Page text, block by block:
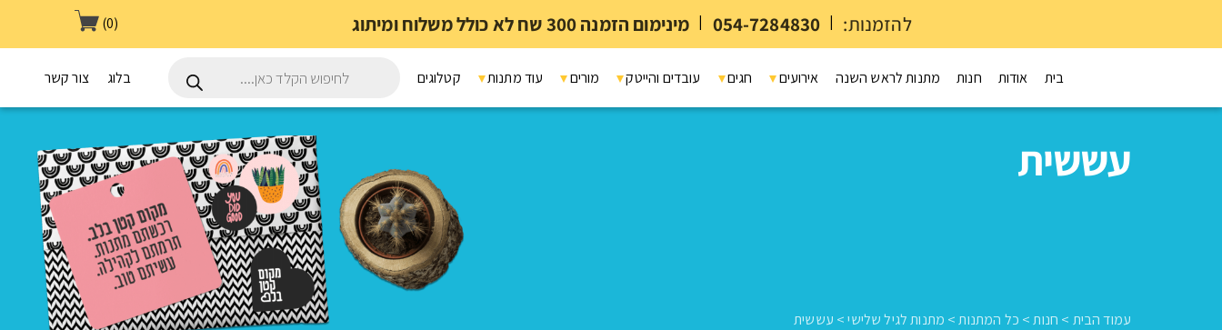
להזמנות: |
054-7284830
| מינימום הזמנה 300 שח לא כולל משלוח ומיתוג (0)
בית אודות חנות מתנות לראש השנה אירועים חגים עובדים והייטק מורים עוד מתנות קטלוגים בלוג צור קשר
עששית
עמוד הבית > חנות> כל המתנות> מתנות לגיל שלישי> עששית